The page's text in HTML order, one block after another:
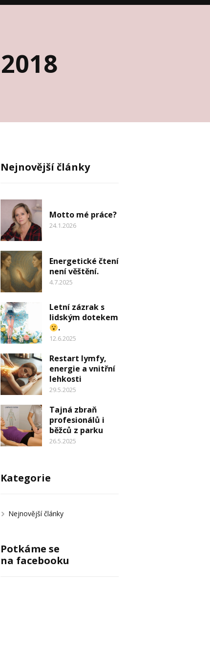
Nejnovější články
Motto mé práce?
24.1.2026
Energetické čtení
není věštění.
4.7.2025
Letní zázrak s
lidským dotekem
.
12.6.2025
Restart lymfy,
energie a vnitřní
lehkosti
29.5.2025
Tajná zbraň
profesionálů i
běžců z parku
26.5.2025
Kategorie
Nejnovější články
Potkáme se
na facebooku